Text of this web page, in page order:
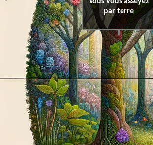
Vous vous asseyez
par terre